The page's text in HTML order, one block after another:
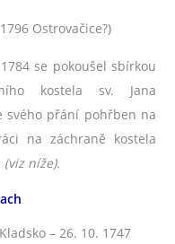
Ostrovačice?)
se pokoušel sbírkou
kostela sv. Jana
svého přání pohřben na
na záchraně kostela
(viz níže).
– 26. 10. 1747